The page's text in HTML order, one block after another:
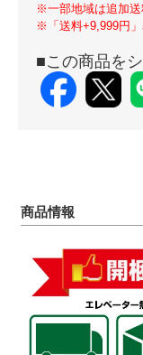
※一部地域は追加
※「送料+9,999円
■この商品を
商品情報